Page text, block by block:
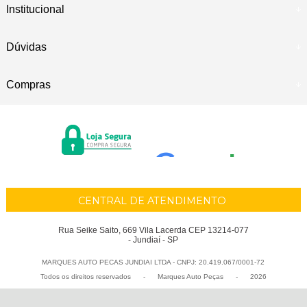
Institucional
Dúvidas
Compras
CENTRAL DE ATENDIMENTO
Rua Seike Saito, 669 Vila Lacerda CEP 13214-077
- Jundiaí - SP
MARQUES AUTO PECAS JUNDIAI LTDA - CNPJ: 20.419.067/0001-72
Todos os direitos reservados
- Marques Auto Peças - 2026